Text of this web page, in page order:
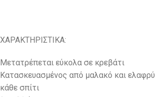
ΧΑΡΑΚΤΗΡΙΣΤΙΚΑ:
Μετατρέπεται εύκολα σε κρεβάτι
Κατασκευασμένος από μαλακό και ελαφρύ
κάθε σπίτι